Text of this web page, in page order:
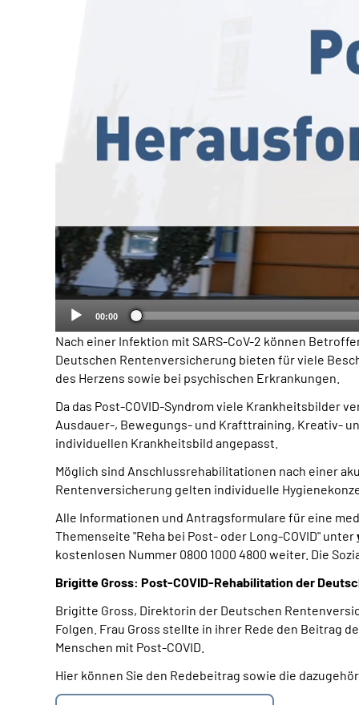
00:00
Nach einer Infektion mit SARS-CoV-2 können
Deutschen Rentenversicherung bieten für viele
des Herzens sowie bei psychischen Erkrankungen.
Da das Post-COVID-Syndrom viele Krankheitsbilder
Ausdauer-, Bewegungs- und Krafttraining, Kreativ-
individuellen Krankheitsbild angepasst.
Möglich sind Anschlussrehabilitationen nach einer
Rentenversicherung gelten individuelle
Alle Informationen und Antragsformulare für eine
Themenseite "Reha bei Post- oder Long-COVID" unter
kostenlosen Nummer 0800 1000 4800 weiter. Die
Brigitte Gross: Post-COVID-Rehabilitation der
Brigitte Gross, Direktorin der Deutschen
Folgen. Frau Gross stellte in ihrer Rede den Beitrag
Menschen mit Post-COVID.
Hier können Sie den Redebeitrag sowie die